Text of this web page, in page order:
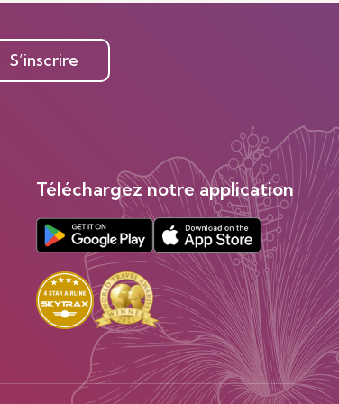
S’inscrire
Téléchargez notre application